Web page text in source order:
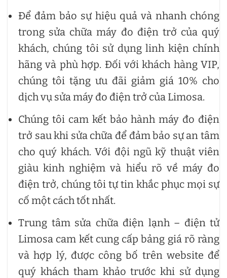
Để đảm bảo sự hiệu quả và nhanh chóng
trong sửa chữa máy đo điện trở của quý
khách, chúng tôi sử dụng linh kiện chính
hãng và phù hợp. Đối với khách hàng VIP,
chúng tôi tặng ưu đãi giảm giá 10% cho
dịch vụ sửa máy đo điện trở của Limosa.
Chúng tôi cam kết bảo hành máy đo điện
trở sau khi sửa chữa để đảm bảo sự an tâm
cho quý khách. Với đội ngũ kỹ thuật viên
giàu kinh nghiệm và hiểu rõ về máy đo
điện trở, chúng tôi tự tin khắc phục mọi sự
cố một cách tốt nhất.
Trung tâm sửa chữa điện lạnh – điện tử
Limosa cam kết cung cấp bảng giá rõ ràng
và hợp lý, được công bố trên website để
quý khách tham khảo trước khi sử dụng